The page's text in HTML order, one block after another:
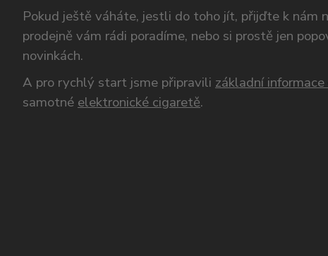
Pokud ještě váháte, jestli do toho jít, přijďte k nám
prodejně vám rádi poradíme, nebo si prostě jen
novinkách.
A pro rychlý start jsme připravili základní
samotné elektronické cigaretě.